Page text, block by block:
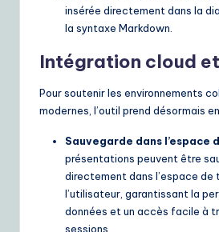
insérée directement dans la
la syntaxe Markdown.
Intégration cloud
Pour soutenir les environnements
modernes, l’outil prend désormais
Sauvegarde dans l’espace
présentations peuvent être
directement dans l’espace de
l’utilisateur, garantissant la
données et un accès facile à
sessions.